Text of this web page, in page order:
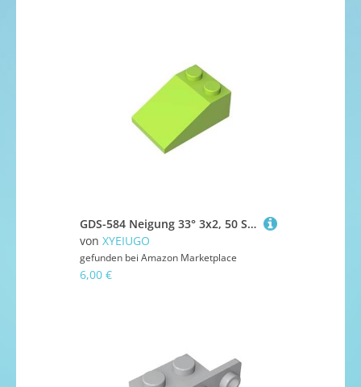
GDS-584 Neigung 33° 3x2, 50 Stück, kompatibel mit Lego 3298 DIY-Teilen und MOC-Komponenten für die wichtigsten Ziegelmarken, Farbe:Limette 119
von XYEIUGO
gefunden bei Amazon Marketplace
6,00 €